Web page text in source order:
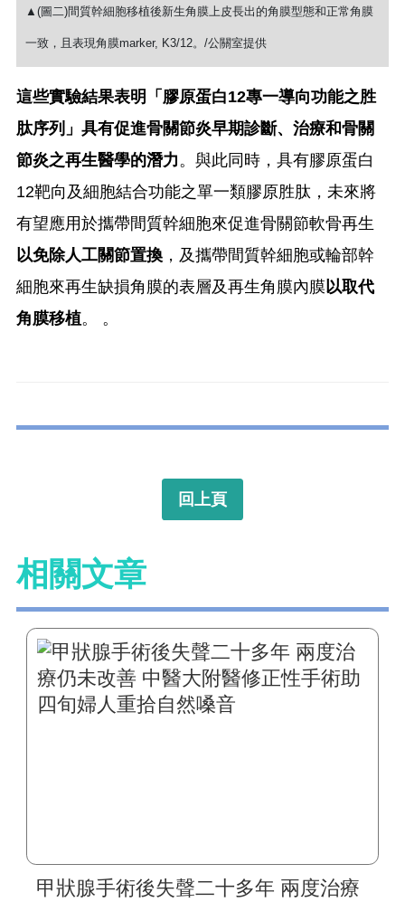
▲(圖二)間質幹細胞移植後新生角膜上皮長出的角膜型態和正常角膜
一致，且表現角膜marker, K3/12。/公關室提供
這些實驗結果表明「膠原蛋白12專一導向功能之胜
肽序列」具有促進骨關節炎早期診斷、治療和骨關
節炎之再生醫學的潛力。與此同時，具有膠原蛋白
12靶向及細胞結合功能之單一類膠原胜肽，未來將
有望應用於攜帶間質幹細胞來促進骨關節軟骨再生
以免除人工關節置換 ，及攜帶間質幹細胞或輪部幹
細胞來再生缺損角膜的表層及再生角膜內膜以取代
角膜移植。 。
回上頁
相關文章
甲狀腺手術後失聲二十多年 兩度治療